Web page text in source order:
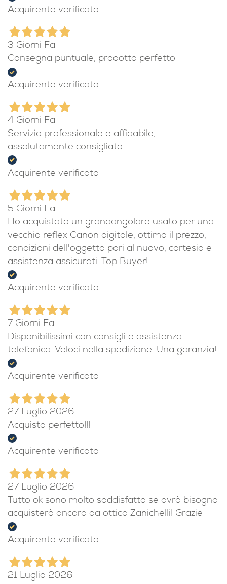
Acquirente verificato
3 Giorni Fa
Consegna puntuale, prodotto perfetto
Acquirente verificato
4 Giorni Fa
Servizio professionale e affidabile,
assolutamente consigliato
Acquirente verificato
5 Giorni Fa
Ho acquistato un grandangolare usato per una
vecchia reflex Canon digitale, ottimo il prezzo,
condizioni dell'oggetto pari al nuovo, cortesia e
assistenza assicurati. Top Buyer!
Acquirente verificato
7 Giorni Fa
Disponibilissimi con consigli e assistenza
telefonica. Veloci nella spedizione. Una garanzia!
Acquirente verificato
27 Luglio 2026
Acquisto perfetto!!!
Acquirente verificato
27 Luglio 2026
Tutto ok sono molto soddisfatto se avrò bisogno
acquisterò ancora da ottica Zanichelli! Grazie
Acquirente verificato
21 Luglio 2026